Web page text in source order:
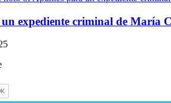
expediente criminal de María